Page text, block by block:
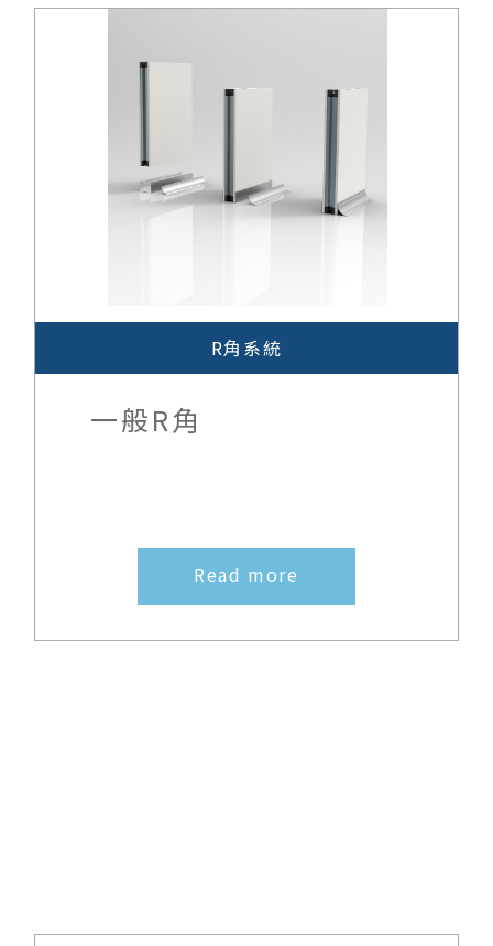
R角系統
一般R角
Read more